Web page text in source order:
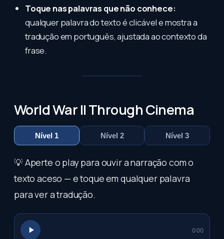
Toque nas palavras que não conhece:
qualquer palavra do texto é clicável e mostra a
tradução em português, ajustada ao contexto da
frase.
World War II Through Cinema
Nível 1 Nível 2 Nível 3
💡 Aperte o play para ouvir a narração com o
texto aceso — e toque em qualquer palavra
para ver a tradução.
0:00